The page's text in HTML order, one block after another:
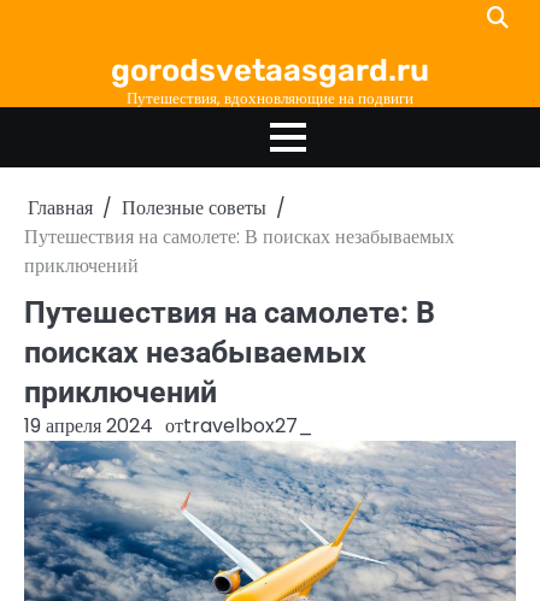
gorodsvetaasgard.ru
Путешествия, вдохновляющие на подвиги
Главная
Полезные советы
Путешествия на самолете: В поисках незабываемых
приключений
Путешествия на самолете: В
поисках незабываемых
приключений
19 апреля 2024 отtravelbox27_